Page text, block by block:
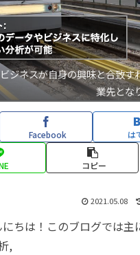
ジネスが自身の興味と合致す
業先とな
Facebook は
コピー
2021.05.08
ちは！このブログでは主
,